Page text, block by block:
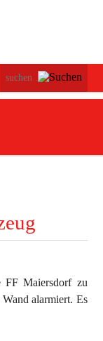
Maiersdorf zu
alarmiert. Es